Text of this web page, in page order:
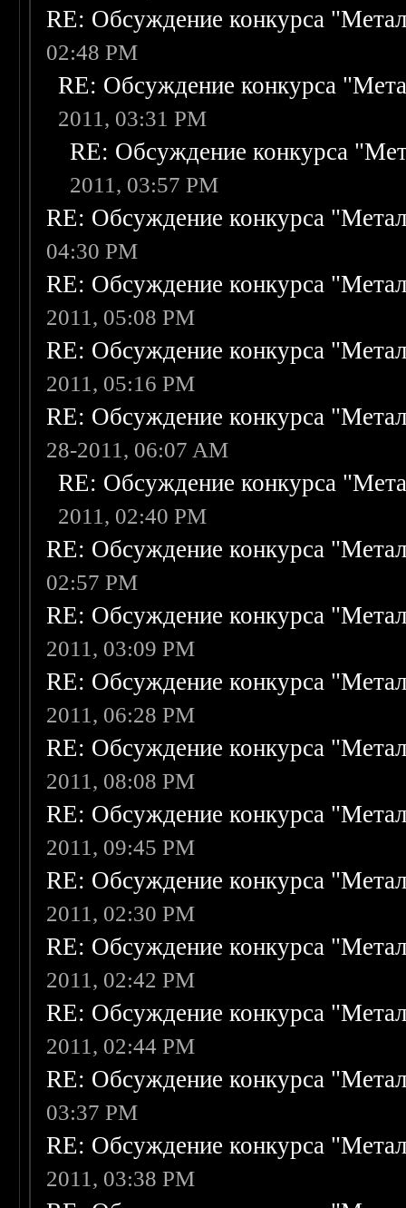
RE: Обсуждение конкурса
02:48 PM
RE: Обсуждение конкурса
2011, 03:31 PM
RE: Обсуждение конкурса
2011, 03:57 PM
RE: Обсуждение конкурса
04:30 PM
RE: Обсуждение конкурса
2011, 05:08 PM
RE: Обсуждение конкурса
2011, 05:16 PM
RE: Обсуждение конкурса
28-2011, 06:07 AM
RE: Обсуждение конкурса
2011, 02:40 PM
RE: Обсуждение конкурса
02:57 PM
RE: Обсуждение конкурса
2011, 03:09 PM
RE: Обсуждение конкурса
2011, 06:28 PM
RE: Обсуждение конкурса
2011, 08:08 PM
RE: Обсуждение конкурса
2011, 09:45 PM
RE: Обсуждение конкурса
2011, 02:30 PM
RE: Обсуждение конкурса
2011, 02:42 PM
RE: Обсуждение конкурса
2011, 02:44 PM
RE: Обсуждение конкурса
03:37 PM
RE: Обсуждение конкурса
2011, 03:38 PM